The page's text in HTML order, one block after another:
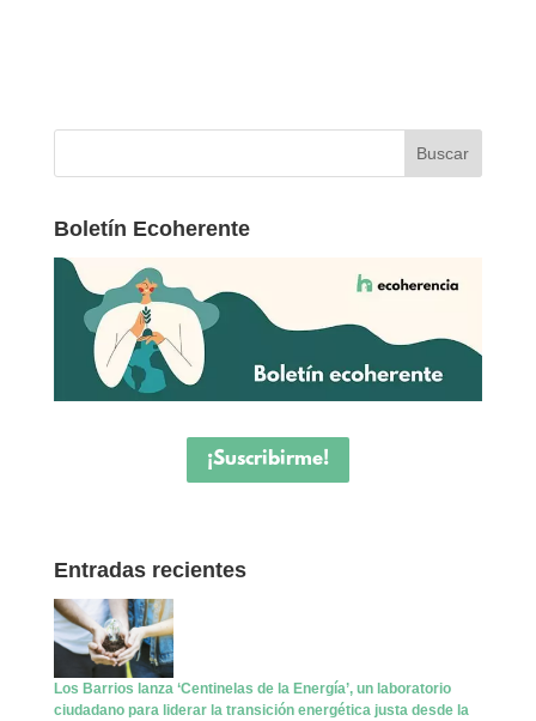
Boletín Ecoherente
¡Suscribirme!
Entradas recientes
Los Barrios lanza ‘Centinelas de la Energía’, un laboratorio
ciudadano para liderar la transición energética justa desde la